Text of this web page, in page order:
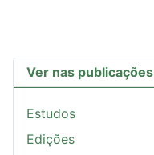
Ver nas publicações
Estudos
Edições